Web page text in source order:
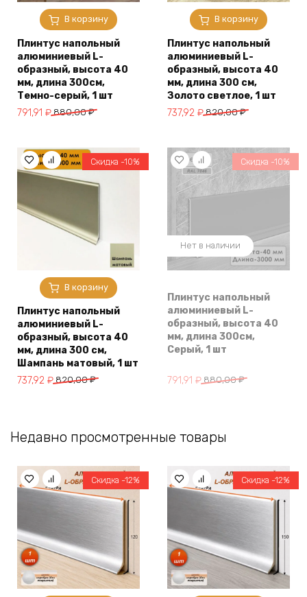
В корзину
Плинтус напольный
алюминиевый L-
образный, высота 40
мм, длина 300см,
Темно-серый, 1 шт
880,00₽
Первоначальная
880,00 ₽.
791,91 ₽
Текущая
В корзину
Плинтус напольный
алюминиевый L-
образный, высота 40
мм, длина 300 см,
Золото светлое, 1 шт
820,00₽
Первоначальная
820,00 ₽.
737,92 ₽
Текущая
В корзину
Скидка -10%
Плинтус напольный
алюминиевый L-
образный, высота 40
мм, длина 300 см,
Шампань матовый, 1 шт
820,00₽
Первоначальная
737,92 ₽
Текущая
Нет в наличии
Скидка -10%
Плинтус напольный
алюминиевый L-
образный, высота 40
мм, длина 300см,
Серый, 1 шт
880,00₽
Первоначальная
791,91 ₽
Текущая
Недавно просмотренные товары
Скидка -12% Скидка -12%